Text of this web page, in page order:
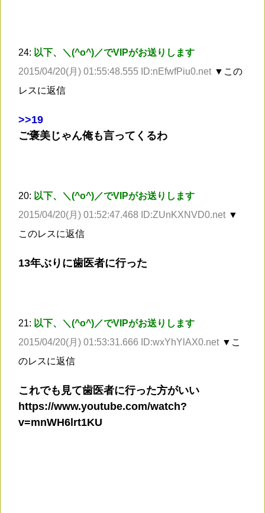
24: 以下、＼(^o^)／でVIPがお送りします
2015/04/20(月) 01:55:48.555 ID:nEfwfPiu0.net ▼この
レスに返信
>>19
ご褒美じゃん俺も言ってくるわ
20: 以下、＼(^o^)／でVIPがお送りします
2015/04/20(月) 01:52:47.468 ID:ZUnKXNVD0.net ▼
このレスに返信
13年ぶりに歯医者に行った
21: 以下、＼(^o^)／でVIPがお送りします
2015/04/20(月) 01:53:31.666 ID:wxYhYlAX0.net ▼こ
のレスに返信
これでも見て歯医者に行った方がいい
https://www.youtube.com/watch?
v=mnWH6lrt1KU